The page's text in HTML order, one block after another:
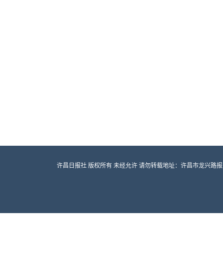
许昌日报社 版权所有 未经允许 请勿转载地址：许昌市龙兴路